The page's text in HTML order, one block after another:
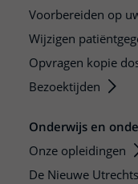
Voorbereiden op
Wijzigen
Opvragen kopie
Bezoektijden
Onderwijs en
Onze opleidingen
De Nieuwe